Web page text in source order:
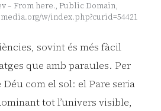
– From here., Public Domain,
w/index.php?curid=54421
sovint és més fàcil
que amb paraules. Per
com el sol: el Pare seria
tot l’univers visible,